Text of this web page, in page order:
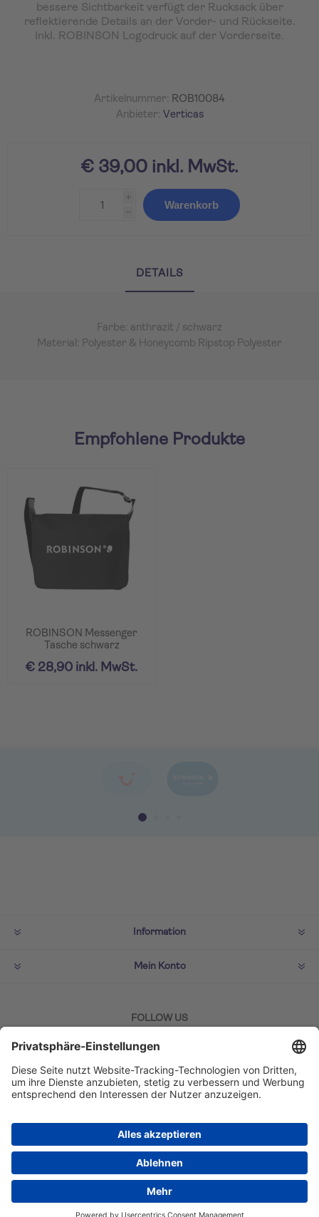
bessere Sichtbarkeit verfügt der Rucksack über
reflektierende Details an der Vorder- und Rückseite.
Inkl. ROBINSON Logodruck auf der Vorderseite.
Artikelnummer: ROB10084
Anbieter: Verticas
€ 39,00 inkl. MwSt.
i
h
Warenkorb
DETAILS
Farbe: anthrazit / schwarz
Material: Polyester & Honeycomb Ripstop Polyester
Empfohlene Produkte
ROBINSON Messenger
Tasche schwarz
€ 28,90 inkl. MwSt.
Information
Mein Konto
FOLLOW US
ZAHLMETHODEN
Copyright © 2026 TUI Lifestyle Shop. Alle Rechte
vorbehalten.